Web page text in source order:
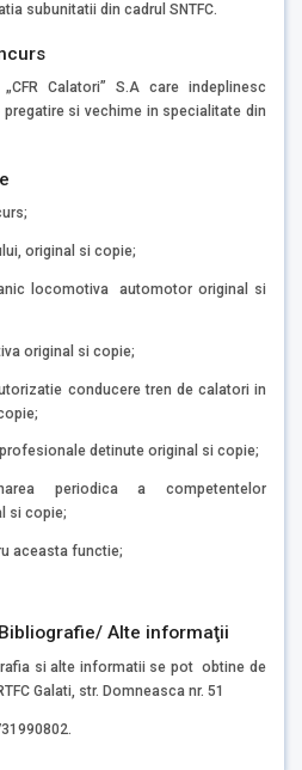
subunitatii din cadrul SNTFC.
Calatori” S.A care indeplinesc
si vechime in specialitate din
original si copie;
locomotiva automotor original si
original si copie;
conducere tren de calatori in
detinute original si copie;
periodica a competentelor
si copie;
aceasta functie;
Alte informaţii
si alte informatii se pot obtine de
Galati, str. Domneasca nr. 51